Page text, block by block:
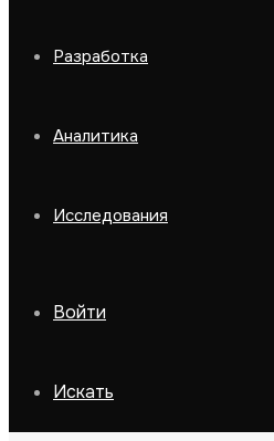
Разработка
Аналитика
Исследования
Войти
Искать